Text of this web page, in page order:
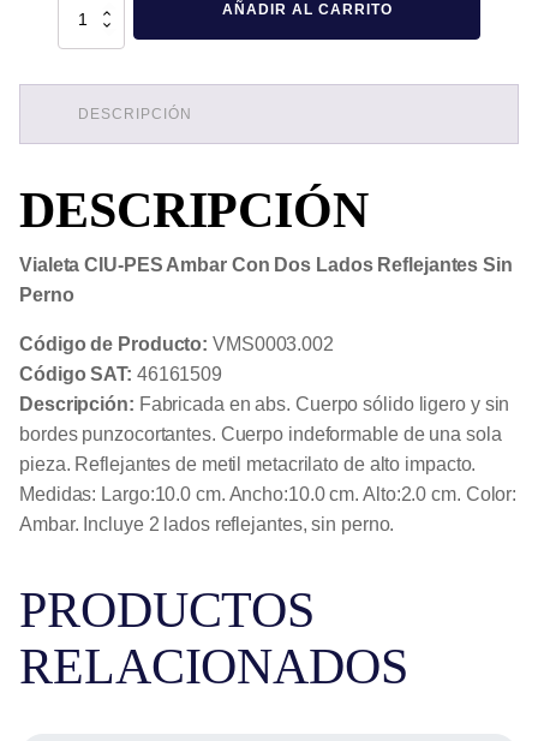
CIU-
Lados
cantidad
AÑADIR AL CARRITO
DESCRIPCIÓN
DESCRIPCIÓN
Vialeta CIU-PES Ambar Con Dos Lados Reflejantes Sin
Perno
Código de Producto: VMS0003.002
Código SAT: 46161509
Descripción: Fabricada en abs. Cuerpo sólido ligero y sin
bordes punzocortantes. Cuerpo indeformable de una sola
pieza. Reflejantes de metil metacrilato de alto impacto.
Medidas: Largo:10.0 cm. Ancho:10.0 cm. Alto:2.0 cm. Color:
Ambar. Incluye 2 lados reflejantes, sin perno.
PRODUCTOS
RELACIONADOS